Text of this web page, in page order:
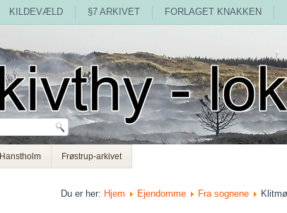
KILDEVÆLD §7 ARKIVET FORLAGET KNAKKEN
Hanstholm Frøstrup-arkivet
Du er her: Hjem Ejendomme Fra sognene